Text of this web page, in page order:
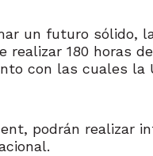
un futuro sólido,
180 horas
con las cuales la
podrán realizar